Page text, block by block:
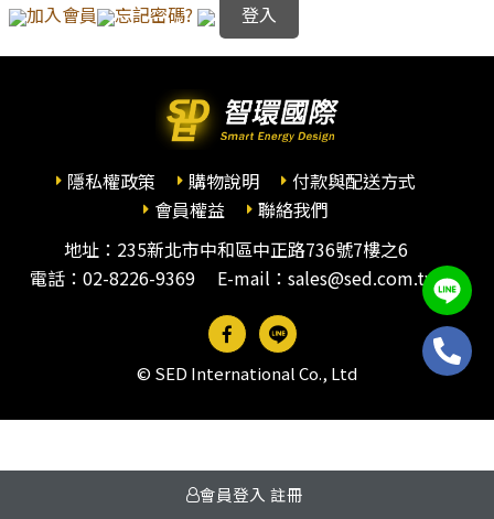
會員登入 註冊
加入會員 忘記密碼?
隱私權政策 購物說明
付款與配送方式
會員權益
聯絡我們
地址：235新北市中和區中正路736號7樓之6
電話： 02-8226-9369 E-mail：sales@sed.com.tw
© SED International Co., Ltd